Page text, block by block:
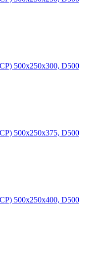
500х250х300, D500
500х250х375, D500
500х250х400, D500